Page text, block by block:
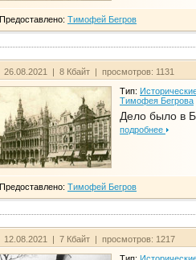
Предоставлено: Тимофей Бегров
26.08.2021 | 8 Кбайт | просмотров: 1131
Тип:
Тимофея Бегрова
Дело было в
подробнее
Предоставлено: Тимофей Бегров
12.08.2021 | 7 Кбайт | просмотров: 1217